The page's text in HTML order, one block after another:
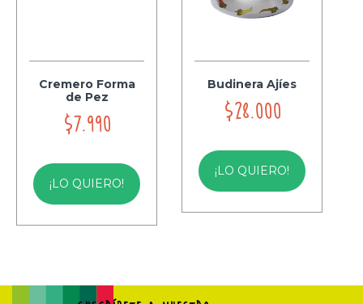
Cremero Forma
de Pez
$7.990
¡LO QUIERO!
Budinera Ajíes
$28.000
¡LO QUIERO!